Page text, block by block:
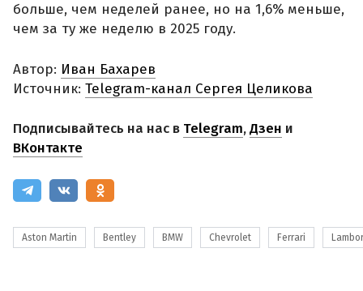
больше, чем неделей ранее, но на 1,6% меньше,
чем за ту же неделю в 2025 году.
Автор: Иван Бахарев
Источник: Telegram-канал Сергея Целикова
Подписывайтесь на нас в Telegram,Дзен и
ВКонтакте
Aston Martin Bentley BMW Chevrolet Ferrari